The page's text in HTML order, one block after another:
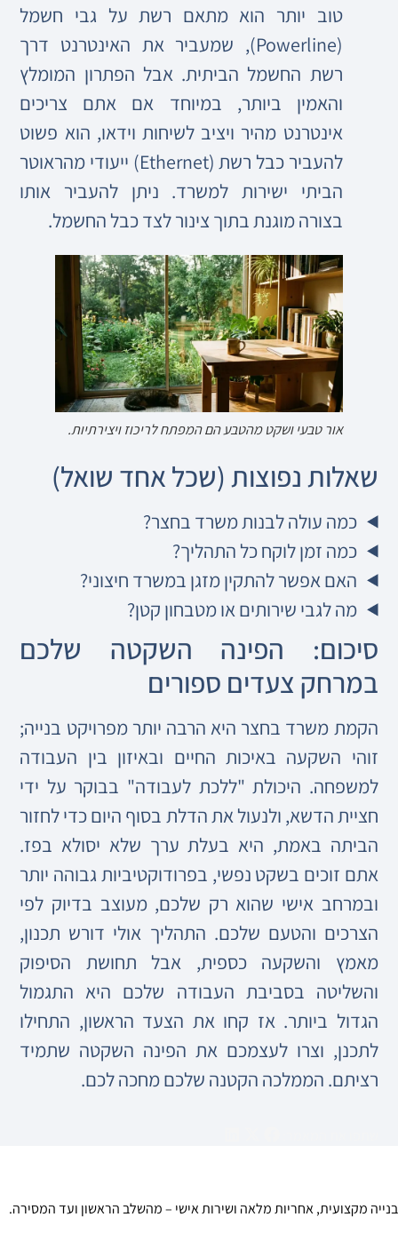
טוב יותר הוא מתאם רשת על גבי חשמל
(Powerline), שמעביר את האינטרנט דרך
רשת החשמל הביתית. אבל הפתרון המומלץ
והאמין ביותר, במיוחד אם אתם צריכים
אינטרנט מהיר ויציב לשיחות וידאו, הוא פשוט
להעביר כבל רשת (Ethernet) ייעודי מהראוטר
הביתי ישירות למשרד. ניתן להעביר אותו
בצורה מוגנת בתוך צינור לצד כבל החשמל.
אור טבעי ושקט מהטבע הם המפתח לריכוז ויצירתיות.
שאלות נפוצות (שכל אחד שואל)
כמה עולה לבנות משרד בחצר?
כמה זמן לוקח כל התהליך?
האם אפשר להתקין מזגן במשרד חיצוני?
מה לגבי שירותים או מטבחון קטן?
סיכום: הפינה השקטה שלכם
במרחק צעדים ספורים
הקמת משרד בחצר היא הרבה יותר מפרויקט בנייה;
זוהי השקעה באיכות החיים ובאיזון בין העבודה
למשפחה. היכולת "ללכת לעבודה" בבוקר על ידי
חציית הדשא, ולנעול את הדלת בסוף היום כדי לחזור
הביתה באמת, היא בעלת ערך שלא יסולא בפז.
אתם זוכים בשקט נפשי, בפרודוקטיביות גבוהה יותר
ובמרחב אישי שהוא רק שלכם, מעוצב בדיוק לפי
הצרכים והטעם שלכם. התהליך אולי דורש תכנון,
מאמץ והשקעה כספית, אבל תחושת הסיפוק
והשליטה בסביבת העבודה שלכם היא התגמול
הגדול ביותר. אז קחו את הצעד הראשון, התחילו
לתכנן, וצרו לעצמכם את הפינה השקטה שתמיד
רציתם. הממלכה הקטנה שלכם מחכה לכם.
מקצועית, אחריות מלאה ושירות אישי – מהשלב הראשון ועד המסירה.